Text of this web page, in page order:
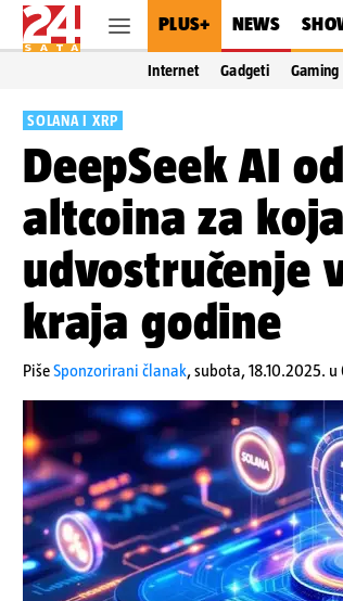
PLUS+ NEWS
Internet Gadgeti Gaming
SOLANA I XRP
DeepSeek AI
altcoina za
udvostručenje
kraja godine
PišeSponzorirani članak,subota, 18.10.2025.